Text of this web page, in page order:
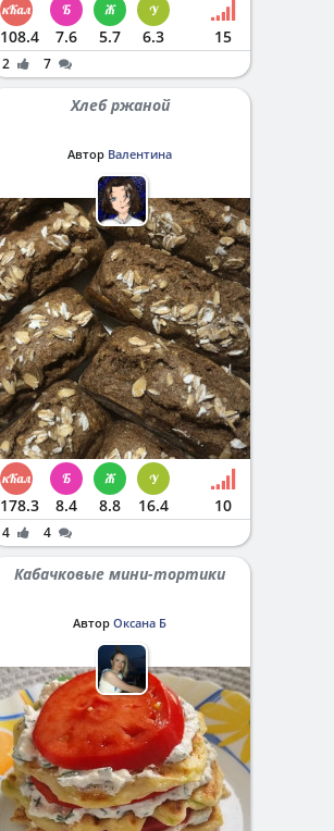
108.4 7.6 5.7 6.3 15
2 7
Хлеб ржаной
Автор Валентина
178.3 8.4 8.8 16.4 10
4 4
Кабачковые мини-тортики
Автор Оксана Б